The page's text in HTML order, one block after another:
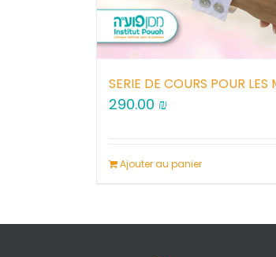
SERIE DE COURS POUR LES
290.00 ₪
Ajouter au panier